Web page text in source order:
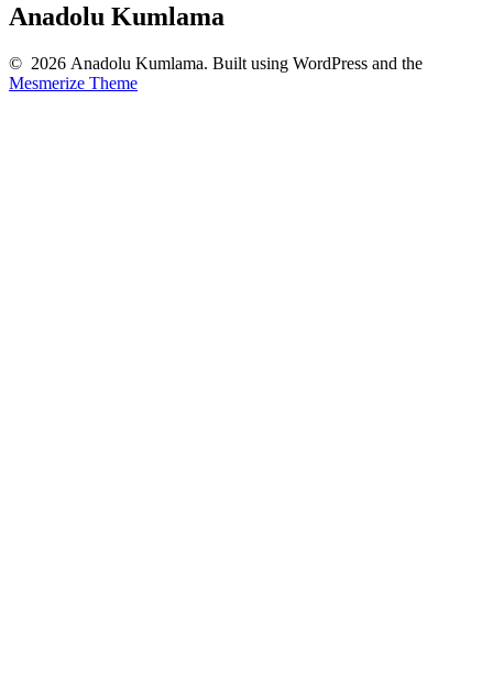
Anadolu Kumlama
© 2026 Anadolu Kumlama. Built using WordPress and the
Mesmerize Theme